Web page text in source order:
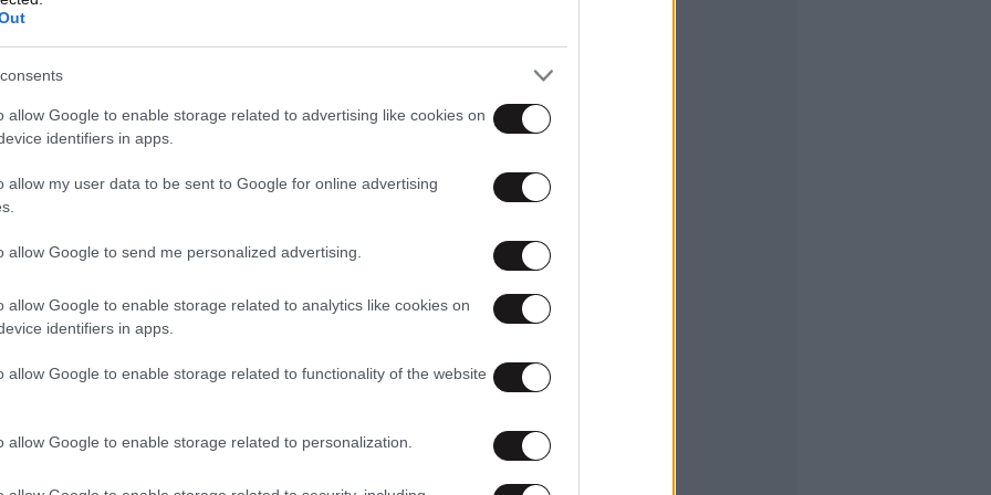
allow Google to enable storage related to advertising like cookies on
identifiers in apps.
allow my user data to be sent to Google for online advertising
allow Google to send me personalized advertising.
allow Google to enable storage related to analytics like cookies on
identifiers in apps.
allow Google to enable storage related to functionality of the website
allow Google to enable storage related to personalization.
ο καταυλισμός των
πλευρά
σε λεωφορεία
πηγές, οι Τούρκοι
1.500